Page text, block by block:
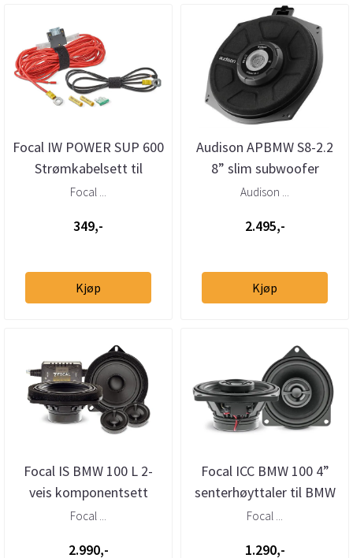
Focal IW POWER SUP 600
Strømkabelsett til
Impulse 4.320
Focal ...
349,-
Kjøp
Audison APBMW S8-2.2
8” slim subwoofer
BMW/Mini 2 Ohm (stk)
Audison ...
2.495,-
Kjøp
Focal IS BMW 100 L 2-
veis komponentsett
Focal ...
2.990,-
Focal ICC BMW 100 4”
senterhøyttaler til BMW
Focal ...
1.290,-